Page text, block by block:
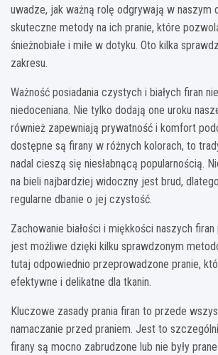
uwadze, jak ważną rolę odgrywają w naszym
skuteczne metody na ich pranie, które
śnieżnobiałe i miłe w dotyku. Oto kilka
zakresu.
Ważność posiadania czystych i białych firan
niedoceniana. Nie tylko dodają one uroku
również zapewniają prywatność i komfort
dostępne są firany w różnych kolorach, to
nadal cieszą się niesłabnącą popularnością.
na bieli najbardziej widoczny jest brud,
regularne dbanie o jej czystość.
Zachowanie białości i miękkości naszych
jest możliwe dzięki kilku sprawdzonym
tutaj odpowiednio przeprowadzone pranie,
efektywne i delikatne dla tkanin.
Kluczowe zasady prania firan to przede
namaczanie przed praniem. Jest to
firany są mocno zabrudzone lub nie były